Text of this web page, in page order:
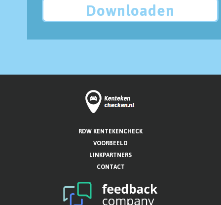
Downloaden
RDW KENTEKENCHECK
VOORBEELD
LINKPARTNERS
CONTACT